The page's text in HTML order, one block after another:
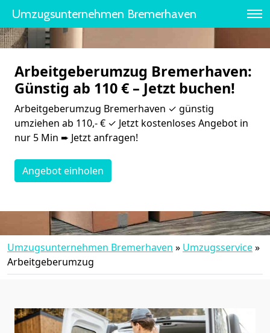
Umzugsunternehmen Bremer­haven
Arbeitgeberumzug Bremer­haven:
Günstig ab 110 € – Jetzt buchen!
Arbeitgeberumzug Bremer­haven ✓ günstig
umziehen ab 110,- € ✓ Jetzt kostenloses Angebot in
nur 5 Min ➨ Jetzt anfragen!
Angebot einholen
Umzugsunternehmen Bremer­haven » Umzugsservice»
Arbeitgeberumzug